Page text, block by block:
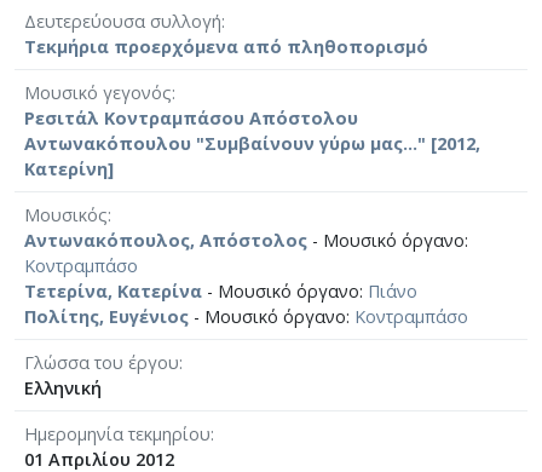
Δευτερεύουσα συλλογή
Τεκμήρια προερχόμενα από πληθοπορισμό
Μουσικό γεγονός
Ρεσιτάλ Κοντραμπάσου Απόστολου
Αντωνακόπουλου "Συμβαίνουν γύρω μας..." [2012,
Κατερίνη]
Μουσικός
Αντωνακόπουλος, Απόστολος - Μουσικό όργανο:
Κοντραμπάσο
Τετερίνα, Κατερίνα - Μουσικό όργανο: Πιάνο
Πολίτης, Ευγένιος - Μουσικό όργανο: Κοντραμπάσο
Γλώσσα του έργου
Ελληνική
Ημερομηνία τεκμηρίου
01 Απριλίου 2012